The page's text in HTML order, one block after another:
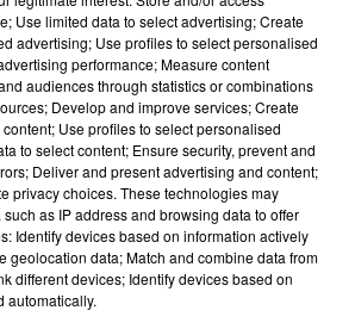
semaine que la centrale
est à l'arrêt. Une situation
intense qui est toujours
DE REIMS FERME
Use limited data to select advertising; Create
advertising; Use profiles to select personalised
performance; Measure content
audiences through statistics or combinations
Develop and improve services; Create
Use profiles to select personalised
to select content; Ensure security, prevent and
Deliver and present advertising and content;
privacy choices. These technologies may
as IP address and browsing data to offer
Identify devices based on information actively
geolocation data; Match and combine data from
different devices; Identify devices based on
automatically.